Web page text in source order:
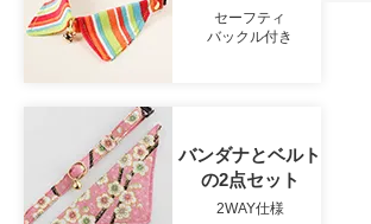
セーフティ
バックル付き
バンダナとベルト
の2点セット
2WAY仕様